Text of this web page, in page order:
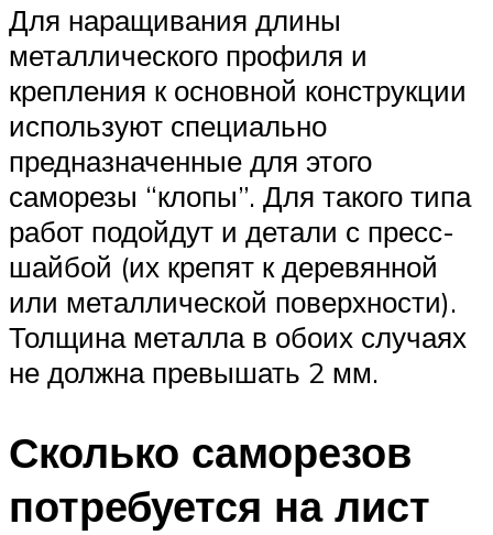
Для наращивания длины
металлического профиля и
крепления к основной конструкции
используют специально
предназначенные для этого
саморезы “клопы”. Для такого типа
работ подойдут и детали с пресс-
шайбой (их крепят к деревянной
или металлической поверхности).
Толщина металла в обоих случаях
не должна превышать 2 мм.
Сколько саморезов
потребуется на лист